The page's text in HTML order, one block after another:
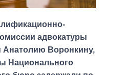
адвокатуры
Анатолию Воронкину,
Национального